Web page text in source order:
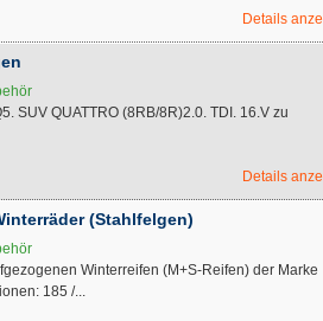
Details
SUV QUATTRO (8RB/8R)2.0. TDI. 16.V zu
Details
(Stahlfelgen)
Winterreifen (M+S-Reifen) der Marke
185 /...